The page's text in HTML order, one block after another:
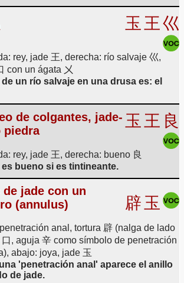
玉 王巛
rey, jade 王, derecha: río salvaje 巛,
con un ágata 㐅
de un río salvaje en una drusa es: el
de colgantes, jade-
piedra
玉 王 良
rey, jade 王, derecha: bueno 良
es bueno si es tintineante.
jade con un
(annulus)
辟 玉
anal, tortura 辟 (nalga de lado
口, aguja 辛 como símbolo de penetración
abajo: joya, jade 玉
'penetración anal' aparece el anillo
de jade.